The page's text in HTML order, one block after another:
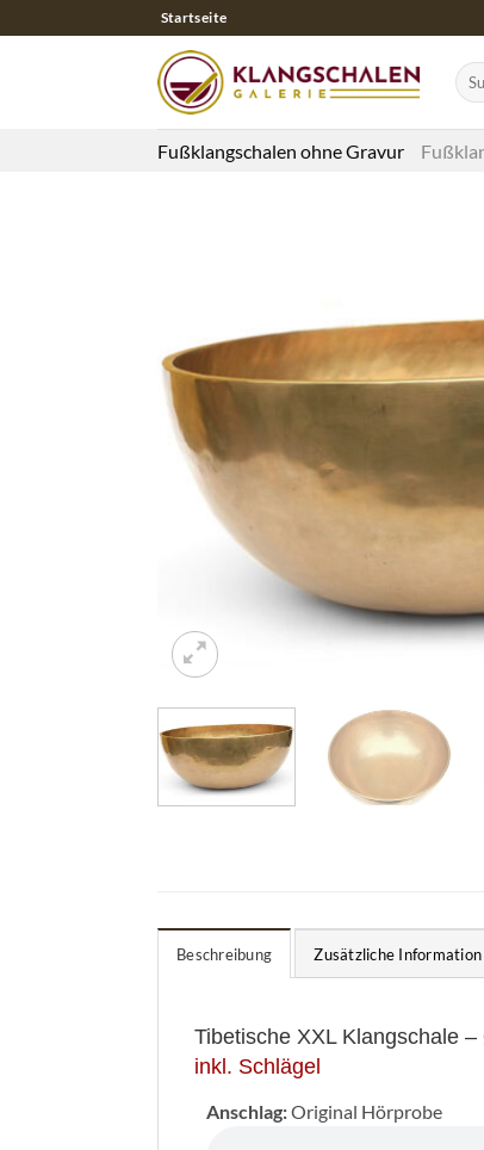
Inhalt
Startseite
nach:
Fußklangschalen ohne Gravur
Beschreibung Zusätzliche Information
Tibetische XXL Klangschale
inkl. Schlägel
Anschlag:Original Hörprobe